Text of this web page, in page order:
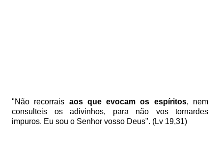
"Não recorrais aos que evocam os espíritos, nem
consulteis os adivinhos, para não vos tornardes
impuros. Eu sou o Senhor vosso Deus". (Lv 19,31)